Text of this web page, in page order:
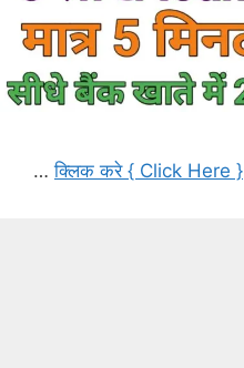
…क्लिक करे { Click Here }